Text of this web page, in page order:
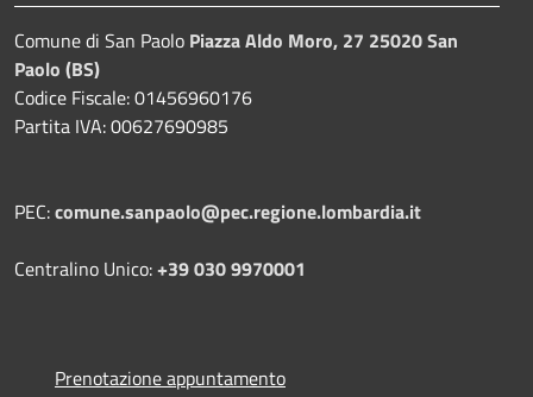
Comune di San Paolo Piazza Aldo Moro, 27 25020 San
Paolo (BS)
Codice Fiscale: 01456960176
Partita IVA: 00627690985
PEC:comune.sanpaolo@pec.regione.lombardia.it
Centralino Unico:+39 030 9970001
Prenotazione appuntamento